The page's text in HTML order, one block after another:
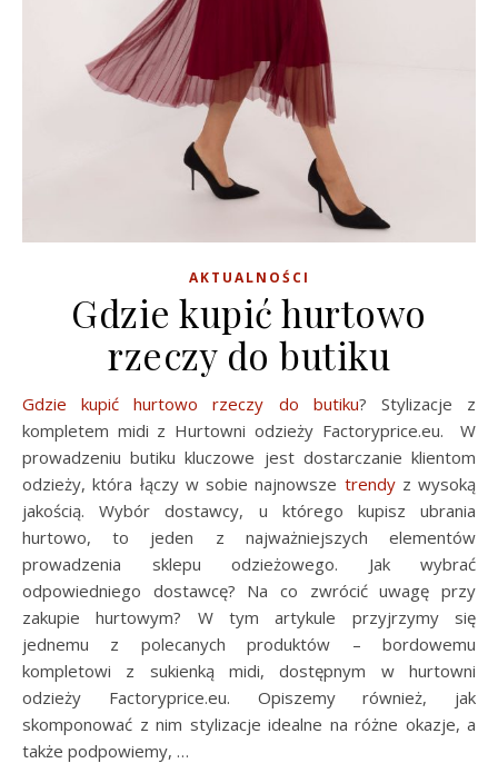
AKTUALNOŚCI
Gdzie kupić hurtowo
rzeczy do butiku
Gdzie kupić hurtowo rzeczy do butiku? Stylizacje z
kompletem midi z Hurtowni odzieży Factoryprice.eu. W
prowadzeniu butiku kluczowe jest dostarczanie klientom
odzieży, która łączy w sobie najnowsze trendyz wysoką
jakością. Wybór dostawcy, u którego kupisz ubrania
hurtowo, to jeden z najważniejszych elementów
prowadzenia sklepu odzieżowego. Jak wybrać
odpowiedniego dostawcę? Na co zwrócić uwagę przy
zakupie hurtowym? W tym artykule przyjrzymy się
jednemu z polecanych produktów – bordowemu
kompletowi z sukienką midi, dostępnym w hurtowni
odzieży Factoryprice.eu. Opiszemy również, jak
skomponować z nim stylizacje idealne na różne okazje, a
także podpowiemy, …